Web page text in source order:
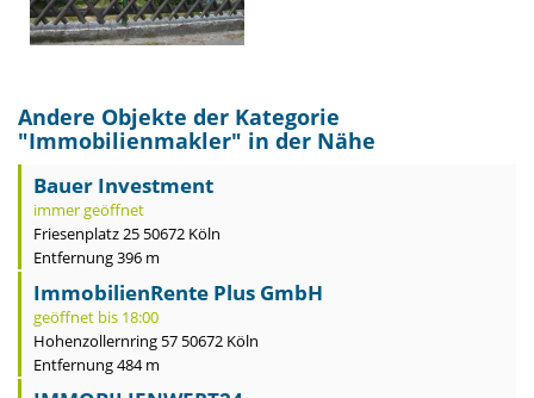
Andere Objekte der Kategorie
"Immobilienmakler" in der Nähe
Bauer Investment
immer geöffnet
Friesenplatz 25 50672 Köln
Entfernung 396 m
ImmobilienRente Plus GmbH
geöffnet bis 18:00
Hohenzollernring 57 50672 Köln
Entfernung 484 m